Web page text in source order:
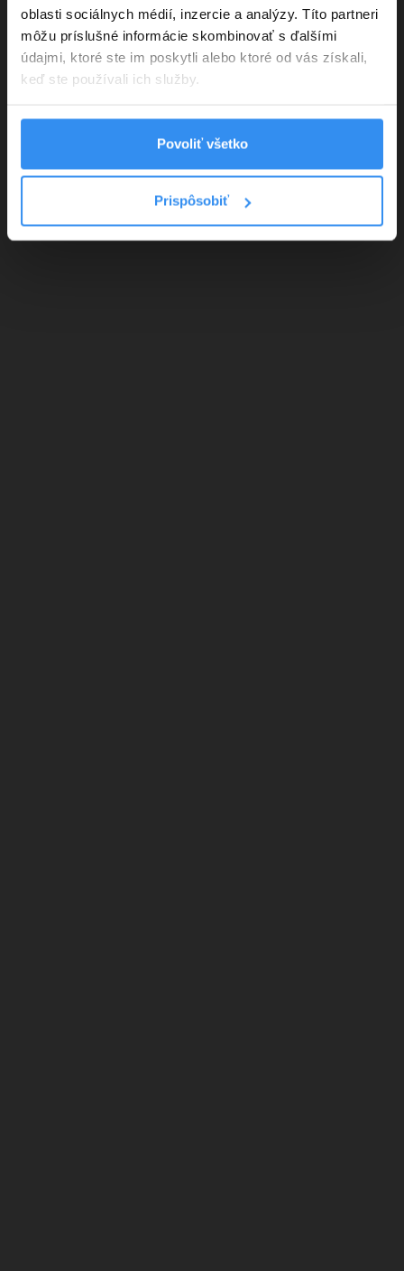
oblasti sociálnych médií, inzercie a analýzy. Títo partneri
môžu príslušné informácie skombinovať s ďalšími
údajmi, ktoré ste im poskytli alebo ktoré od vás získali,
keď ste používali ich služby.
Povoliť všetko
Prispôsobiť